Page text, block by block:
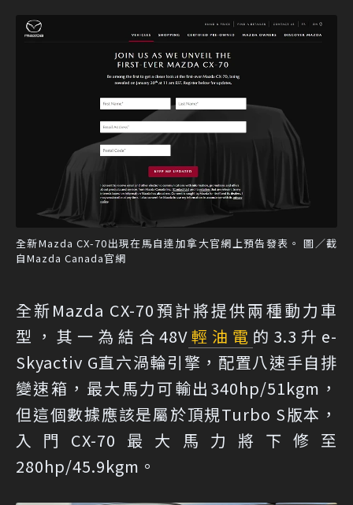
全新Mazda CX-70出現在馬自達加拿大官網上預告發表。 圖／截
自Mazda Canada官網
全新Mazda CX-70預計將提供兩種動力車
型，其一為結合48V輕油電 的3.3升e-
Skyactiv G直六渦輪引擎，配置八速手自排
變速箱，最大馬力可輸出340hp/51kgm，
但這個數據應該是屬於頂規Turbo S版本，
入門CX-70最大馬力將下修至
280hp/45.9kgm。